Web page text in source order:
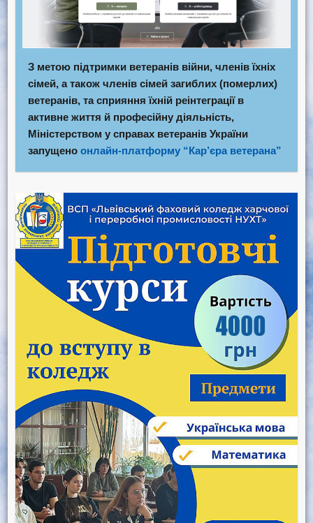
З метою підтримки ветеранів війни, членів їхніх
сімей, а також членів сімей загиблих (померлих)
ветеранів, та сприяння їхній реінтеграції в
активне життя й професійну діяльність,
Міністерством у справах ветеранів України
запущено онлайн-платформу “Кар’єра ветерана”